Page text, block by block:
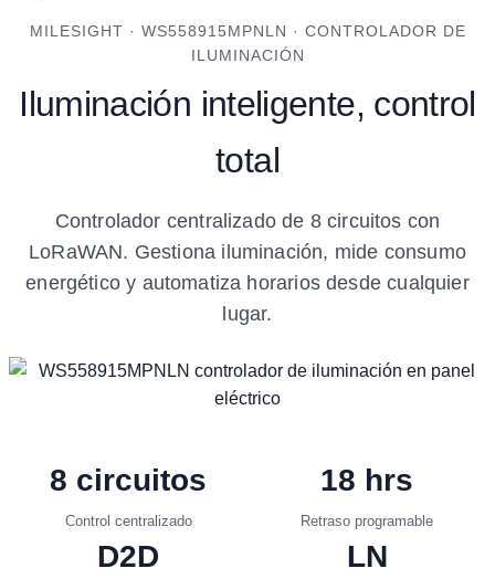
MILESIGHT · WS558915MPNLN · CONTROLADOR DE
ILUMINACIÓN
Iluminación inteligente, control
total
Controlador centralizado de 8 circuitos con
LoRaWAN. Gestiona iluminación, mide consumo
energético y automatiza horarios desde cualquier
lugar.
8 circuitos
Control centralizado
18 hrs
Retraso programable
D2D LN